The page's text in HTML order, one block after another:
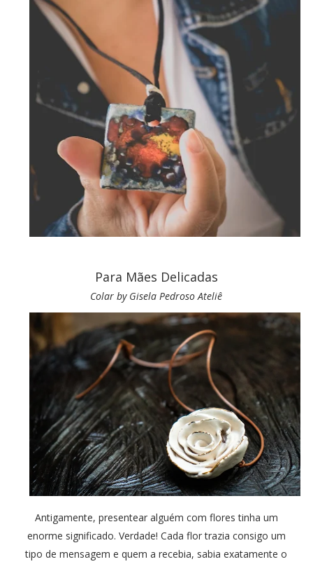
Para Mães Delicadas
Colar by Gisela Pedroso Ateliê
Antigamente, presentear alguém com flores tinha um
enorme significado. Verdade! Cada flor trazia consigo um
tipo de mensagem e quem a recebia, sabia exatamente o